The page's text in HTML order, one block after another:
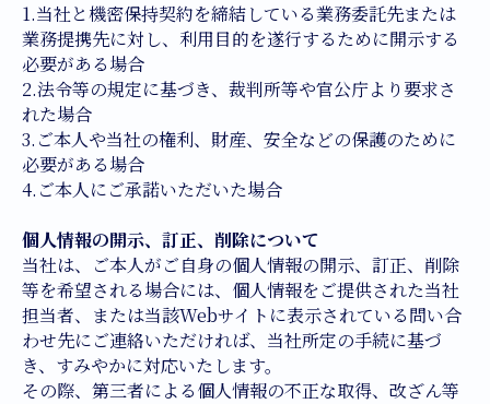
1.当社と機密保持契約を締結している業務委託先または
業務提携先に対し、利用目的を遂行するために開示する
必要がある場合
2.法令等の規定に基づき、裁判所等や官公庁より要求さ
れた場合
3.ご本人や当社の権利、財産、安全などの保護のために
必要がある場合
4.ご本人にご承諾いただいた場合
個人情報の開示、訂正、削除について
当社は、ご本人がご自身の個人情報の開示、訂正、削除
等を希望される場合には、個人情報をご提供された当社
担当者、または当該Webサイトに表示されている問い合
わせ先にご連絡いただければ、当社所定の手続に基づ
き、すみやかに対応いたします。
その際、第三者による個人情報の不正な取得、改ざん等